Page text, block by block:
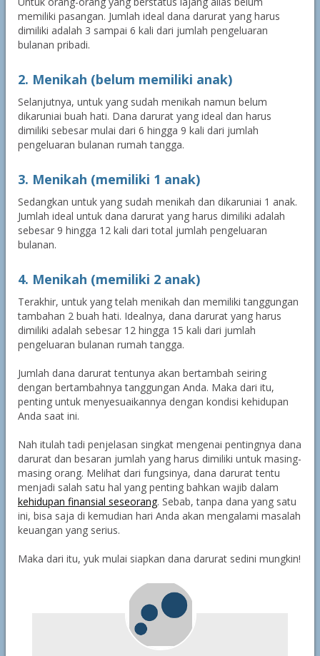
memiliki pasangan. Jumlah ideal dana darurat yang harus
dimiliki adalah 3 sampai 6 kali dari jumlah pengeluaran
bulanan pribadi.
2. Menikah (belum memiliki anak)
Selanjutnya, untuk yang sudah menikah namun belum
dikaruniai buah hati. Dana darurat yang ideal dan harus
dimiliki sebesar mulai dari 6 hingga 9 kali dari jumlah
pengeluaran bulanan rumah tangga.
3. Menikah (memiliki 1 anak)
Sedangkan untuk yang sudah menikah dan dikaruniai 1 anak.
Jumlah ideal untuk dana darurat yang harus dimiliki adalah
sebesar 9 hingga 12 kali dari total jumlah pengeluaran
bulanan.
4. Menikah (memiliki 2 anak)
Terakhir, untuk yang telah menikah dan memiliki tanggungan
tambahan 2 buah hati. Idealnya, dana darurat yang harus
dimiliki adalah sebesar 12 hingga 15 kali dari jumlah
pengeluaran bulanan rumah tangga.
Jumlah dana darurat tentunya akan bertambah seiring
dengan bertambahnya tanggungan Anda. Maka dari itu,
penting untuk menyesuaikannya dengan kondisi kehidupan
Anda saat ini.
Nah itulah tadi penjelasan singkat mengenai pentingnya dana
darurat dan besaran jumlah yang harus dimiliki untuk masing-
masing orang. Melihat dari fungsinya, dana darurat tentu
menjadi salah satu hal yang penting bahkan wajib dalam
kehidupan finansial seseorang. Sebab, tanpa dana yang satu
ini, bisa saja di kemudian hari Anda akan mengalami masalah
keuangan yang serius.
Maka dari itu, yuk mulai siapkan dana darurat sedini mungkin!